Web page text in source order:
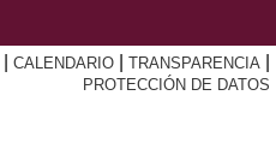
CALENDARIO TRANSPARENCIA
PROTECCIÓN DE DATOS